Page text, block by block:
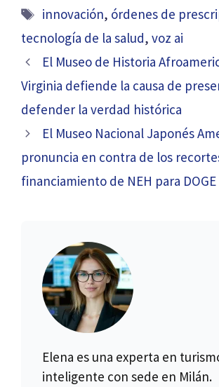
Etiquetas
innovación, órdenes de
tecnología de la salud, voz ai
El Museo de Historia
Virginia defiende la causa de
defender la verdad histórica
El Museo Nacional Japonés
pronuncia en contra de los
financiamiento de NEH para DOGE
Elena es una experta en
inteligente con sede en Milán.